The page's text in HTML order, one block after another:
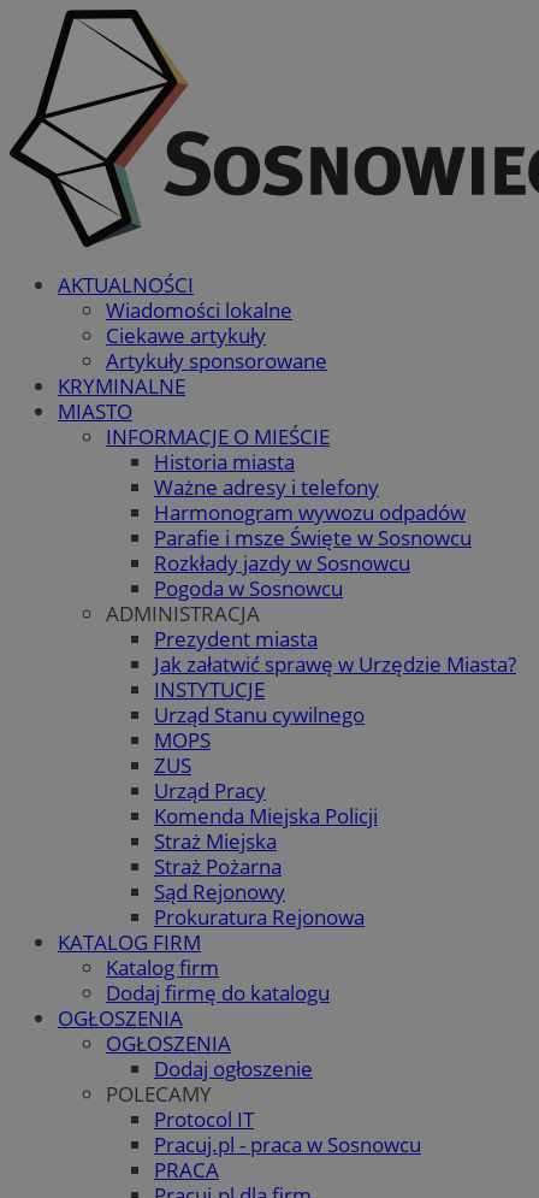
AKTUALNOŚCI
Wiadomości lokalne
Ciekawe artykuły
Artykuły sponsorowane
KRYMINALNE
MIASTO
INFORMACJE O MIEŚCIE
Historia miasta
Ważne adresy i telefony
Harmonogram wywozu odpadów
Parafie i msze Święte w Sosnowcu
Rozkłady jazdy w Sosnowcu
Pogoda w Sosnowcu
ADMINISTRACJA
Prezydent miasta
Jak załatwić sprawę w Urzędzie Miasta?
INSTYTUCJE
Urząd Stanu cywilnego
MOPS
ZUS
Urząd Pracy
Komenda Miejska Policji
Straż Miejska
Straż Pożarna
Sąd Rejonowy
Prokuratura Rejonowa
KATALOG FIRM
Katalog firm
Dodaj firmę do katalogu
OGŁOSZENIA
OGŁOSZENIA
Dodaj ogłoszenie
POLECAMY
Protocol IT
Pracuj.pl - praca w Sosnowcu
PRACA